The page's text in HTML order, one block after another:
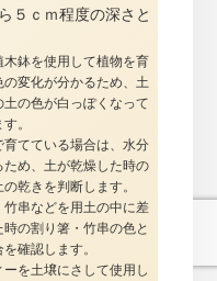
５ｃｍ程度の深さと
木鉢を使用して植物を育
変化が分かるため、土
の色が白っぽくなって
。
育てている場合は、水分
め、土が乾燥した時の
乾きを判断します。
竹串などを用土の中に差
の割り箸・竹串の色と
確認します。
ーを土壌にさして使用し